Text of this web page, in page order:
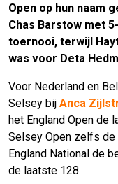
Open op hun naam
Chas Barstow met
toernooi, terwijl
was voor Deta
Voor Nederland en
Selsey bij Anca
het England Open de
Selsey Open zelfs de
England National de
de laatste 128.